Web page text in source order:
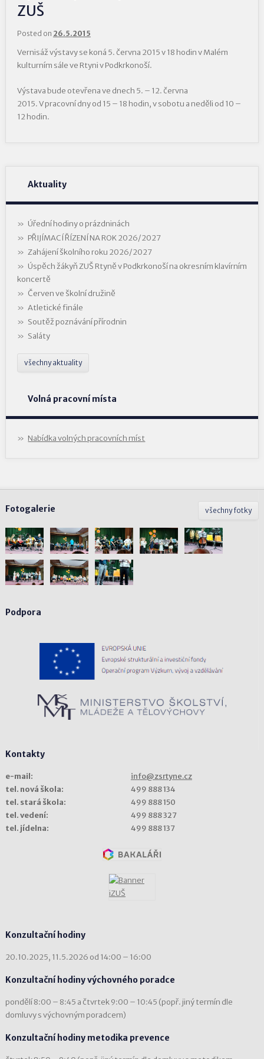
ZUŠ
Posted on 26.5.2015
Vernisáž výstavy se koná 5. června 2015 v 18 hodin v Malém
kulturním sále ve Rtyni v Podkrkonoší.
Výstava bude otevřena ve dnech 5. – 12. června
2015. V pracovní dny od 15 – 18 hodin, v sobotu a neděli od 10 –
12 hodin.
Aktuality
Úřední hodiny o prázdninách
PŘIJÍMACÍ ŘÍZENÍ NA ROK 2026/2027
Zahájení školního roku 2026/2027
Úspěch žákyň ZUŠ Rtyně v Podkrkonoší na okresním klavírním
koncertě
Červen ve školní družině
Atletické finále
Soutěž poznávání přírodnin
Saláty
všechny aktuality
Volná pracovní místa
Nabídka volných pracovních míst
všechny fotky
Fotogalerie
Podpora
Kontakty
e-mail:
info@zsrtyne.cz
tel. nová škola:
499 888 134
tel. stará škola:
499 888 150
tel. vedení:
499 888 327
tel. jídelna:
499 888 137
Konzultační hodiny
20.10.2025, 11.5.2026 od 14:00 – 16:00
Konzultační hodiny výchovného poradce
pondělí 8:00 – 8:45 a čtvrtek 9:00 – 10:45 (popř. jiný termín dle
domluvy s výchovným poradcem)
Konzultační hodiny metodika prevence